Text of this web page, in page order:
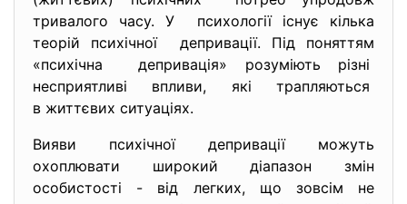
тривалого часу. У психології існує кілька
теорій психічної депривації. Під поняттям
«психічна депривація» розуміють різні
несприятливі впливи, які трапляються
в життєвих ситуаціях.
Вияви психічної депривації можуть
охоплювати широкий діапазон змін
особистості - від легких, що зовсім не